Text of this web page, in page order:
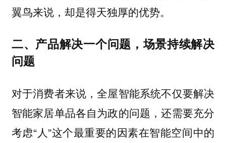
翼鸟来说，却是得天独厚的优势。
二、产品解决一个问题，场景持续解决
问题
对于消费者来说，全屋智能系统不仅要解决
智能家居单品各自为政的问题，还需要充分
考虑“人”这个最重要的因素在智能空间中的